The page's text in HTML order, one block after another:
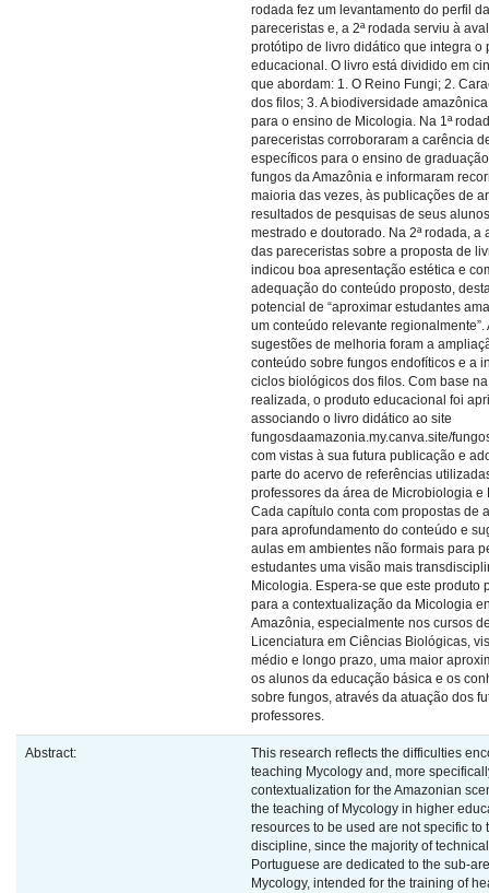
rodada fez um levantamento do perfil
pareceristas e, a 2ª rodada serviu à
protótipo de livro didático que integra o
educacional. O livro está dividido em
que abordam: 1. O Reino Fungi; 2.
dos filos; 3. A biodiversidade
para o ensino de Micologia. Na 1ª
pareceristas corroboraram a carência
específicos para o ensino de
fungos da Amazônia e informaram
maioria das vezes, às publicações de
resultados de pesquisas de seus
mestrado e doutorado. Na 2ª rodada, a
das pareceristas sobre a proposta de
indicou boa apresentação estética e
adequação do conteúdo proposto,
potencial de “aproximar estudantes
um conteúdo relevante regionalmente”.
sugestões de melhoria foram a
conteúdo sobre fungos endofíticos e a
ciclos biológicos dos filos. Com base
realizada, o produto educacional foi
associando o livro didático ao site
fungosdaamazonia.my.canva.site/
com vistas à sua futura publicação e
parte do acervo de referências
professores da área de Microbiologia e
Cada capítulo conta com propostas de
para aprofundamento do conteúdo e
aulas em ambientes não formais para
estudantes uma visão mais
Micologia. Espera-se que este produto
para a contextualização da Micologia
Amazônia, especialmente nos cursos
Licenciatura em Ciências Biológicas,
médio e longo prazo, uma maior
os alunos da educação básica e os
sobre fungos, através da atuação dos
professores.
Abstract:
This research reflects the difficulties
teaching Mycology and, more
contextualization for the Amazonian
the teaching of Mycology in higher
resources to be used are not specific to
discipline, since the majority of
Portuguese are dedicated to the sub-
Mycology, intended for the training of